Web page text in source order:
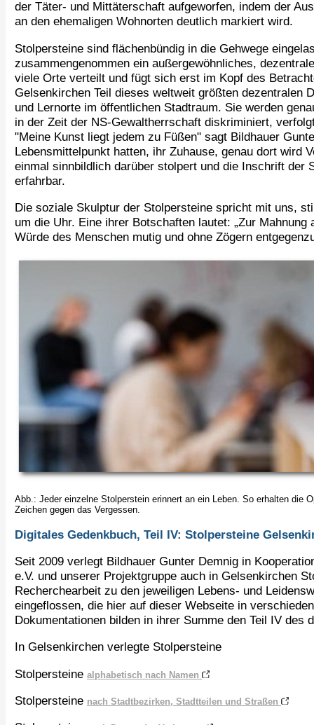
der Täter- und Mittäterschaft aufgeworfen, indem der
an den ehemaligen Wohnorten deutlich markiert wird.
Stolpersteine sind flächenbündig in die Gehwege
zusammengenommen ein außergewöhnliches,
viele Orte verteilt und fügt sich erst im Kopf des
Gelsenkirchen Teil dieses weltweit größten dezentralen
und Lernorte im öffentlichen Stadtraum. Sie werden
in der Zeit der NS-Gewaltherrschaft diskriminiert,
"Meine Kunst liegt jedem zu Füßen" sagt Bildhauer
Lebensmittelpunkt hatten, ihr Zuhause, genau dort wird
einmal sinnbildlich darüber stolpert und die Inschrift der
erfahrbar.
Die soziale Skulptur der Stolpersteine spricht mit uns,
um die Uhr. Eine ihrer Botschaften lautet: „Zur
Würde des Menschen mutig und ohne Zögern
Abb.: Jeder einzelne Stolperstein erinnert an ein Leben. So erhalten
Zeichen gegen das Vergessen.
Digitales Gedenkbuch, Teil IV: Stolpersteine
Seit 2009 verlegt Bildhauer Gunter Demnig in
e.V. und unserer Projektgruppe auch in Gelsenkirchen
Recherchearbeit zu den jeweiligen Lebens- und
eingeflossen, die hier auf dieser Webseite in
Dokumentationen bilden in ihrer Summe den Teil IV des
In Gelsenkirchen verlegte Stolpersteine
Stolpersteine alphabetisch nach Namen
Stolpersteine nach Stadtbezirken, Stadtteilen und Straßen